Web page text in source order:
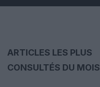
ARTICLES LES PLUS
CONSULTÉS DU MOIS